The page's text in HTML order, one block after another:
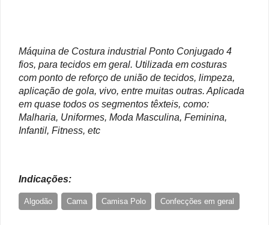
Máquina de Costura industrial Ponto Conjugado 4
fios, para tecidos em geral. Utilizada em costuras
com ponto de reforço de união de tecidos, limpeza,
aplicação de gola, vivo, entre muitas outras. Aplicada
em quase todos os segmentos têxteis, como:
Malharia, Uniformes, Moda Masculina, Feminina,
Infantil, Fitness, etc
Indicações:
Algodão Cama Camisa Polo Confecções em geral